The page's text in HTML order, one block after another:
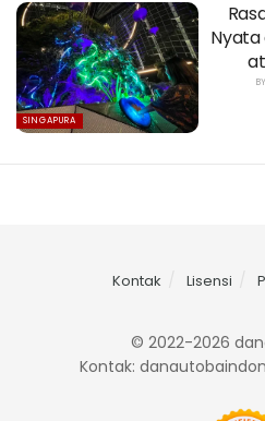
SINGAPURA
Nyata
BY
Kontak Lisensi
© 2022-2026
Kontak: